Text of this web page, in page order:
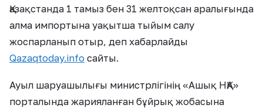
Қазақстанда 1 тамыз бен 31 желтоқсан аралығында
алма импортына уақытша тыйым салу
жоспарланып отыр, деп хабарлайды
Qazaqtoday.info сайты.
Ауыл шаруашылығы министрлігінің «Ашық НҚА»
порталында жарияланған бұйрық жобасына